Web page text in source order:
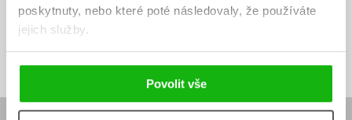
poskytnuty, nebo které poté následovaly, že používáte
jejich služby.
Povolit vše
mailových novineksouhlasíte se zpracováním osobních údajů.
Vaše e-
Vaše e-
Přihlásit se